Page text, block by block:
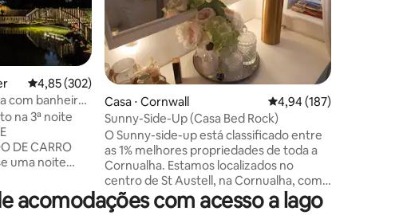
4,85 de uma avaliação média de 5, 302 avaliações
4,85 (302)
com banheira
na 3ª noite
DE CARRO
árvores,
do telhado
Casa ⋅ Cornwall 4,94 de uma avaliação
4,94 (187)
Sunny-Side-Up (Casa Bed Rock)
O Sunny-side-up está classificado entre
as 1% melhores propriedades de toda a
Cornualha. Estamos localizados no
centro de St Austell, na Cornualha, com
fácil acesso ao Eden Project, ao Lost
Garden of Heligan, a Charlestown, a
acomodações com acesso a lago